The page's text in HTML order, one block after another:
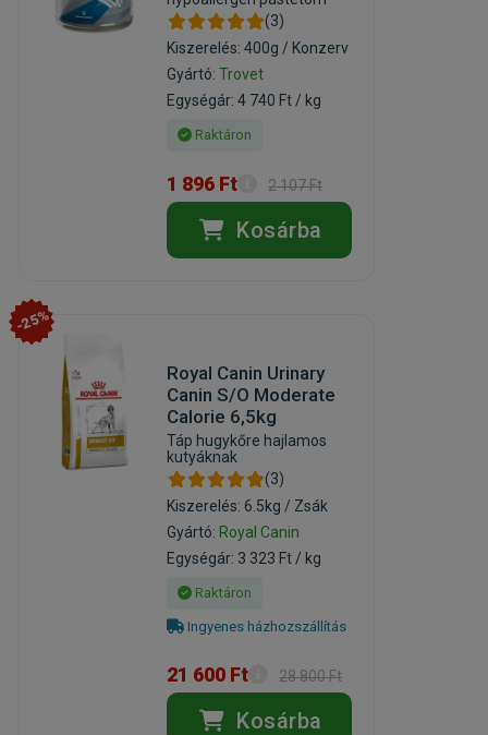
(3)
Kiszerelés: 400g / Konzerv
Gyártó:Trovet
Egységár: 4 740 Ft / kg
Raktáron
1 896 Ft 2 107 Ft
Kosárba
-25%
Royal Canin Urinary
Canin S/O Moderate
Calorie 6,5kg
Táp hugykőre hajlamos
kutyáknak
(3)
Kiszerelés: 6.5kg / Zsák
Gyártó: Royal Canin
Egységár: 3 323 Ft / kg
Raktáron
Ingyenes házhozszállítás
21 600 Ft 28 800 Ft
Kosárba